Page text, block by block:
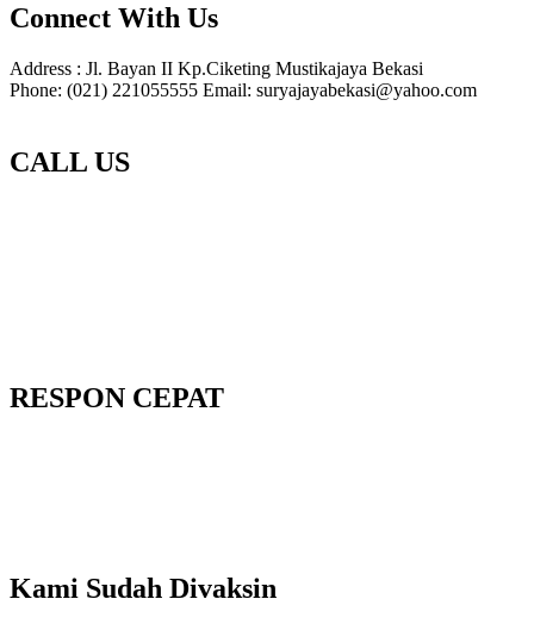
Connect With Us
Address : Jl. Bayan II Kp.Ciketing Mustikajaya Bekasi
Phone: (021) 221055555 Email: suryajayabekasi@yahoo.com
CALL US
RESPON CEPAT
Kami Sudah Divaksin